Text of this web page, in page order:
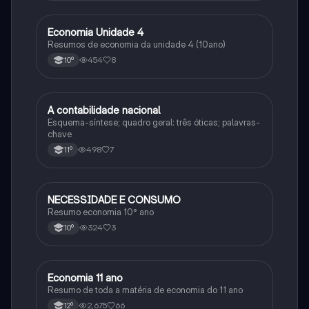
Economia
Economia Unidade 4
Resumos de economia da unidade 4 (10ano)
10º 454 8
Economia
A contabilidade nacional
Esquema-síntese; quadro geral: três óticas; palavras-
chave
11º 498 7
Economia
NECESSIDADE E CONSUMO
Resumo economia 10° ano
10º 324 3
Economia
Economia 11 ano
Resumo de toda a matéria de economia do 11 ano
12º 2,675 66